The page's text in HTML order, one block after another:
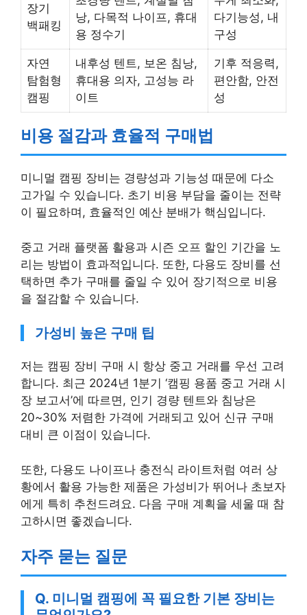
백패킹
낭, 다목적 나이프, 휴대
용 정수기
다기능성, 내
구성
자연
탐험형
캠핑
내후성 텐트, 보온 침낭,
휴대용 의자, 고성능 라
이트
기후 적응력,
편안함, 안전
성
비용 절감과 효율적 구매법
고가일 수 있습니다. 초기 비용 부담을 줄이는 전략
이 필요하며, 효율적인 예산 분배가 핵심입니다.
리는 방법이 효과적입니다. 또한, 다용도 장비를 선
택하면 추가 구매를 줄일 수 있어 장기적으로 비용
을 절감할 수 있습니다.
가성비 높은 구매 팁
합니다. 최근 2024년 1분기 ‘캠핑 용품 중고 거래 시
장 보고서’에 따르면, 인기 경량 텐트와 침낭은
20~30% 저렴한 가격에 거래되고 있어 신규 구매
대비 큰 이점이 있습니다.
황에서 활용 가능한 제품은 가성비가 뛰어나 초보자
에게 특히 추천드려요. 다음 구매 계획을 세울 때 참
고하시면 좋겠습니다.
자주 묻는 질문
Q. 미니멀 캠핑에 꼭 필요한 기본 장비는
무엇인가요?